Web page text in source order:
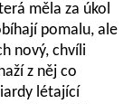
měla za úkol
pomalu, ale
nový, chvíli
z něj co
létající